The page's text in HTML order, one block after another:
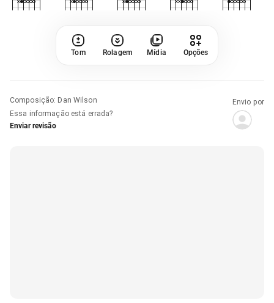
Tom Rolagem Mídia Opções
Composição: Dan Wilson
Essa informação está errada?
Enviar revisão
Envio por